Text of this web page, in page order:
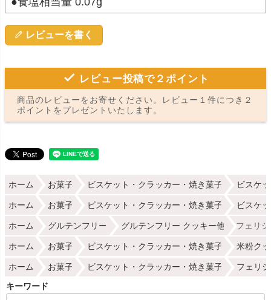
レビューを書く
レビュー投稿で２ポイント
商品のレビューをお寄せください。レビュー１件につき２
ポイントをプレゼントいたします。
ホーム お菓子 ビスケット・クラッカー・焼き菓子 ビスケ
ホーム お菓子 ビスケット・クラッカー・焼き菓子 ビスケ
ホーム グルテンフリー グルテンフリー クッキー他 フェリ
ホーム お菓子 ビスケット・クラッカー・焼き菓子 米粉ク
ホーム お菓子 ビスケット・クラッカー・焼き菓子
フェリ
キーワード